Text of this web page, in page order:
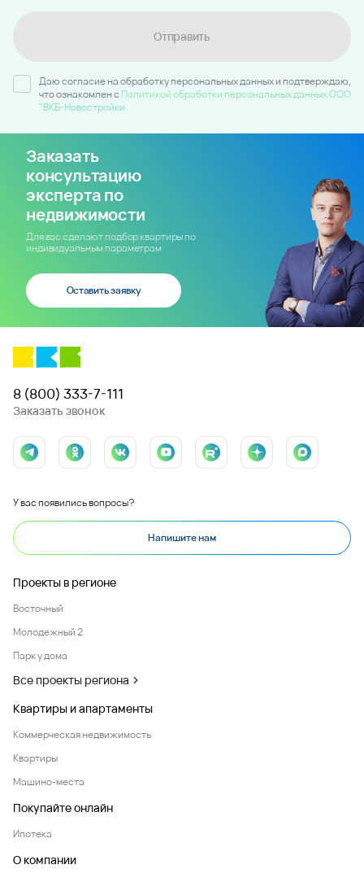
Отправить
Даю согласие на обработку персональных данных и подтверждаю,
что ознакомлен c Политикой обработки персональных данных ООО
"ВКБ-Новостройки
Заказать
консультацию
эксперта по
недвижимости
Для вас сделают подбор квартиры по
индивидуальным параметрам
Оставить заявку
8 (800) 333-7-111
Заказать звонок
У вас появились вопросы?
Напишите нам
Проекты в регионе
Восточный
Молодежный 2
Парк у дома
Все проекты региона
Квартиры и апартаменты
Коммерческая недвижимость
Квартиры
Машино-места
Покупайте онлайн
Ипотека
О компании